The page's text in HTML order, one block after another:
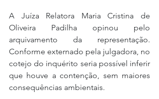
A Juíza Relatora Maria Cristina de
Oliveira Padilha opinou pelo
arquivamento da representação.
Conforme externado pela julgadora, no
cotejo do inquérito seria possível inferir
que houve a contenção, sem maiores
consequências ambientais.